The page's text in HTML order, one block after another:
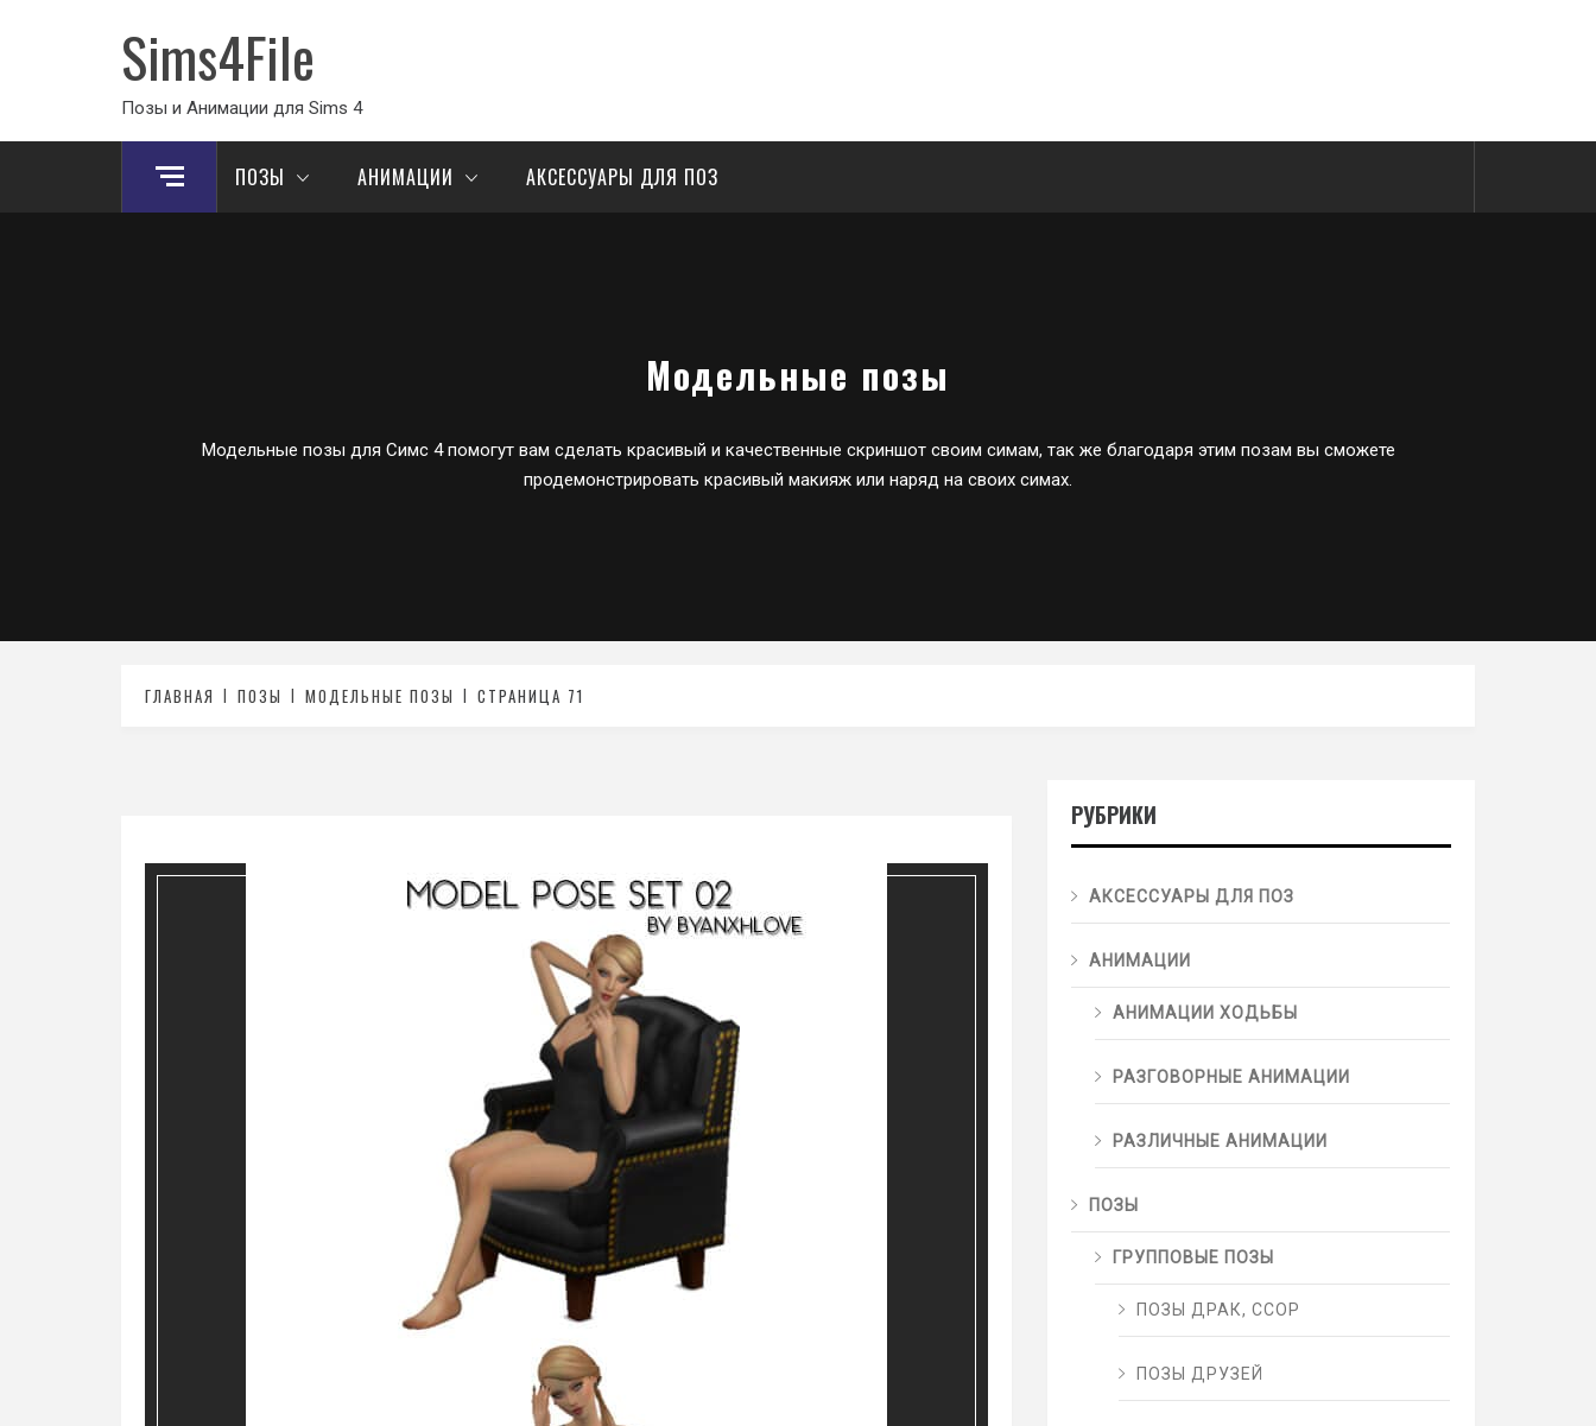
Sims4File
Позы и Анимации для Sims 4
ПОЗЫ АНИМАЦИИ АКСЕССУАРЫ ДЛЯ ПОЗ
Модельные позы
Модельные позы для Симс 4 помогут вам сделать красивый и качественные скриншот своим симам, так же благодаря этим позам вы сможете
продемонстрировать красивый макияж или наряд на своих симах.
ГЛАВНАЯ ПОЗЫ МОДЕЛЬНЫЕ ПОЗЫ СТРАНИЦА 71
РУБРИКИ
АКСЕССУАРЫ ДЛЯ ПОЗ
АНИМАЦИИ
АНИМАЦИИ ХОДЬБЫ
РАЗГОВОРНЫЕ АНИМАЦИИ
РАЗЛИЧНЫЕ АНИМАЦИИ
ПОЗЫ
ГРУППОВЫЕ ПОЗЫ
ПОЗЫ ДРАК, ССОР
ПОЗЫ ДРУЗЕЙ